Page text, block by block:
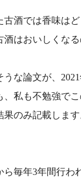
酒では香味はど
はおいしくなる
な論文が、
私も不勉強で
のみ記載しま
毎年3年間行